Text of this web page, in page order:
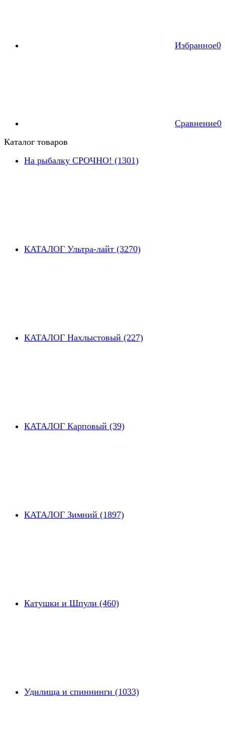
Избранное0
Сравнение0
Каталог товаров
На рыбалку СРОЧНО! (1301)
КАТАЛОГ Ультра-лайт (3270)
КАТАЛОГ Нахлыстовый (227)
КАТАЛОГ Карповый (39)
КАТАЛОГ Зимний (1897)
Катушки и Шпули (460)
Удилища и спиннинги (1033)